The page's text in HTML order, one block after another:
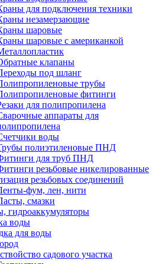
для подключения техники
незамерзающие
шаровые
шаровые с американкой
клапаны
под шланг
трубы
фитинги
для полипропилена
аппараты для
воды
полиэтиленовые ПНД
для труб ПНД
резьбовые никелированные
резьбовых соединений
фум, лен, нити
смазки
гидроаккумуляторы
воды
для воды
садового участка